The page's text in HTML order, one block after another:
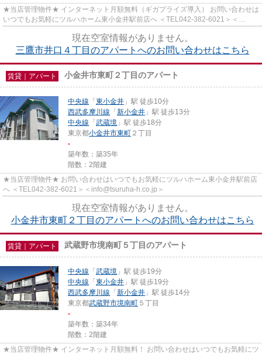
★当店管理物件★ インターネット月額無料（ギガプライズ導入） お問い合わせは
いつでもお気軽にツルハホーム東小金井駅前店へ ＜TEL042-382-6021＞＜
現在空室情報がありません。
三鷹市井口４丁目のアパートへのお問い合わせはこちら
賃貸｜アパート 小金井市東町２丁目のアパート
中央線 「 東小金井 」駅 徒歩10分
西武多摩川線 「 新小金井 」駅 徒歩13分
中央線 「 武蔵境 」駅 徒歩18分
東京都小金井市東町 ２丁目
-
築年数：築35年
階数：2階建
★当店管理物件★ お問い合わせはいつでもお気軽にツルハホーム東小金井駅前店
へ ＜TEL042-382-6021＞＜info@tsuruha-h.co.jp＞
現在空室情報がありません。
小金井市東町２丁目のアパートへのお問い合わせはこちら
賃貸｜アパート 武蔵野市境南町５丁目のアパート
中央線 「 武蔵境 」駅 徒歩19分
中央線 「 東小金井 」駅 徒歩19分
西武多摩川線 「 新小金井 」駅 徒歩14分
東京都武蔵野市境南町 ５丁目
-
築年数：築34年
階数：2階建
★当店管理物件★ インターネット月額無料！ お問い合わせはいつでもお気軽にツ